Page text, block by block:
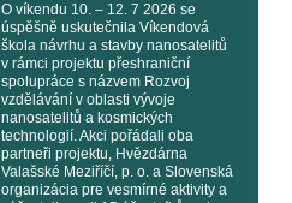
O víkendu 10. – 12. 7 2026 se
úspěšně uskutečnila Víkendová
škola návrhu a stavby nanosatelitů
v rámci projektu přeshraniční
spolupráce s názvem Rozvoj
vzdělávání v oblasti vývoje
nanosatelitů a kosmických
technologií. Akci pořádali oba
partneři projektu, Hvězdárna
Valašské Meziříčí, p. o. a Slovenská
organizácia pre vesmírné aktivity a